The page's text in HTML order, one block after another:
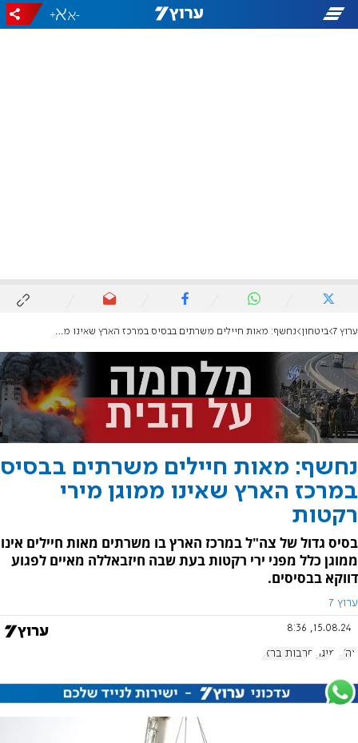
-
+
ערוץ 7 ביטחון נחשף: מאות חיילים משרתים בבסיס במרכז הארץ שאינו ממוגן מירי רקטות
נחשף: מאות חיילים משרתים בבסיס
במרכז הארץ שאינו ממוגן מירי
רקטות
בסיס גדול של צה"ל במרכז הארץ בו משרתים מאות חיילים אינו
ממוגן כלל מפני ירי רקטות בעת שבה חיזבאללה מאיים לפגוע
דווקא בבסיסים.
ערוץ 7
15.08.24, 8:36
צה"ל מיגון חרבות ברזל